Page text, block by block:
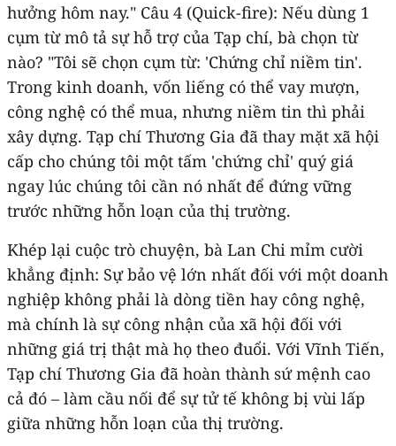
hưởng hôm nay." Câu 4 (Quick-fire): Nếu dùng 1
cụm từ mô tả sự hỗ trợ của Tạp chí, bà chọn từ
nào? "Tôi sẽ chọn cụm từ: 'Chứng chỉ niềm tin'.
Trong kinh doanh, vốn liếng có thể vay mượn,
công nghệ có thể mua, nhưng niềm tin thì phải
xây dựng. Tạp chí Thương Gia đã thay mặt xã hội
cấp cho chúng tôi một tấm 'chứng chỉ' quý giá
ngay lúc chúng tôi cần nó nhất để đứng vững
trước những hỗn loạn của thị trường.
Khép lại cuộc trò chuyện, bà Lan Chi mỉm cười
khẳng định: Sự bảo vệ lớn nhất đối với một doanh
nghiệp không phải là dòng tiền hay công nghệ,
mà chính là sự công nhận của xã hội đối với
những giá trị thật mà họ theo đuổi. Với Vĩnh Tiến,
Tạp chí Thương Gia đã hoàn thành sứ mệnh cao
cả đó – làm cầu nối để sự tử tế không bị vùi lấp
giữa những hỗn loạn của thị trường.